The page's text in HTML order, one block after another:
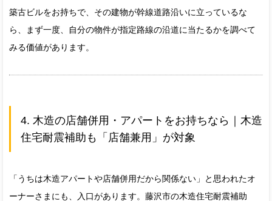
築古ビルをお持ちで、その建物が幹線道路沿いに立っているな
ら、まず一度、自分の物件が指定路線の沿道に当たるかを調べて
みる価値があります。
4. 木造の店舗併用・アパートをお持ちなら｜木造
住宅耐震補助も「店舗兼用」が対象
「うちは木造アパートや店舗併用だから関係ない」と思われたオ
ーナーさまにも、入口があります。藤沢市の木造住宅耐震補助